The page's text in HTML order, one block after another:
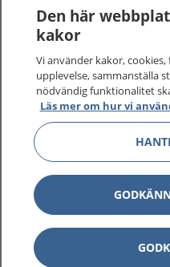
vårdärenden. Ring
sjukvårdsrådgivning
1177 på flera språk
Om 1177
Kontakt
Den här
kakor
Vi använder kakor,
upplevelse, sammanställa
nödvändig funktionalitet
Läs mer om hur vi